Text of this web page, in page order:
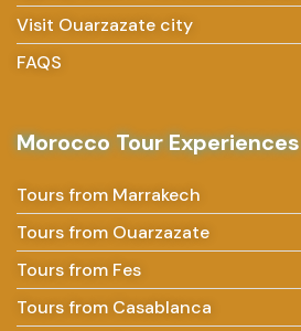
Visit Ouarzazate city
FAQS
Morocco Tour Experiences
Tours from Marrakech
Tours from Ouarzazate
Tours from Fes
Tours from Casablanca